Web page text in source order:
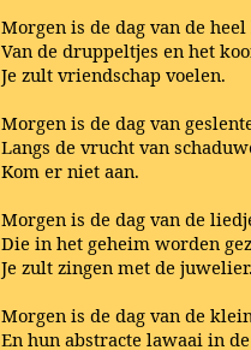
Morgen is de dag van de
Van de druppeltjes en het
Je zult vriendschap voelen.
Morgen is de dag van
Langs de vrucht van
Kom er niet aan.
Morgen is de dag van de
Die in het geheim worden
Je zult zingen met de juwelier.
Morgen is de dag van de
En hun abstracte lawaai in